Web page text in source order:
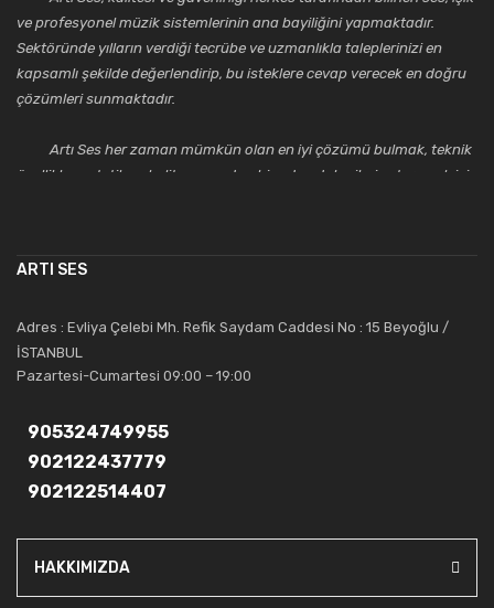
ve profesyonel müzik sistemlerinin ana bayiliğini yapmaktadır.
Sektöründe yılların verdiği tecrübe ve uzmanlıkla taleplerinizi en
kapsamlı şekilde değerlendirip, bu isteklere cevap verecek en doğru
çözümleri sunmaktadır.
Artı Ses her zaman mümkün olan en iyi çözümü bulmak, teknik
özellikler, estetik ve kalite açısından bir adım daha ileriye taşımak için
saygıdeğer yerini kazanmıştır.
Artı Ses, güler yüzü ve deneyimi ile bu gün ve gelecekte
güvenebileceğiniz bir tercihtir.
ARTI SES
Adres : Evliya Çelebi Mh. Refik Saydam Caddesi No : 15 Beyoğlu /
İSTANBUL
Pazartesi-Cumartesi 09:00 – 19:00
905324749955
902122437779
902122514407
HAKKIMIZDA